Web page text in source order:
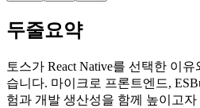
두줄요약
토스가 React Native를 선택한 이
습니다. 마이크로 프론트엔드,
험과 개발 생산성을 함께 높이고자